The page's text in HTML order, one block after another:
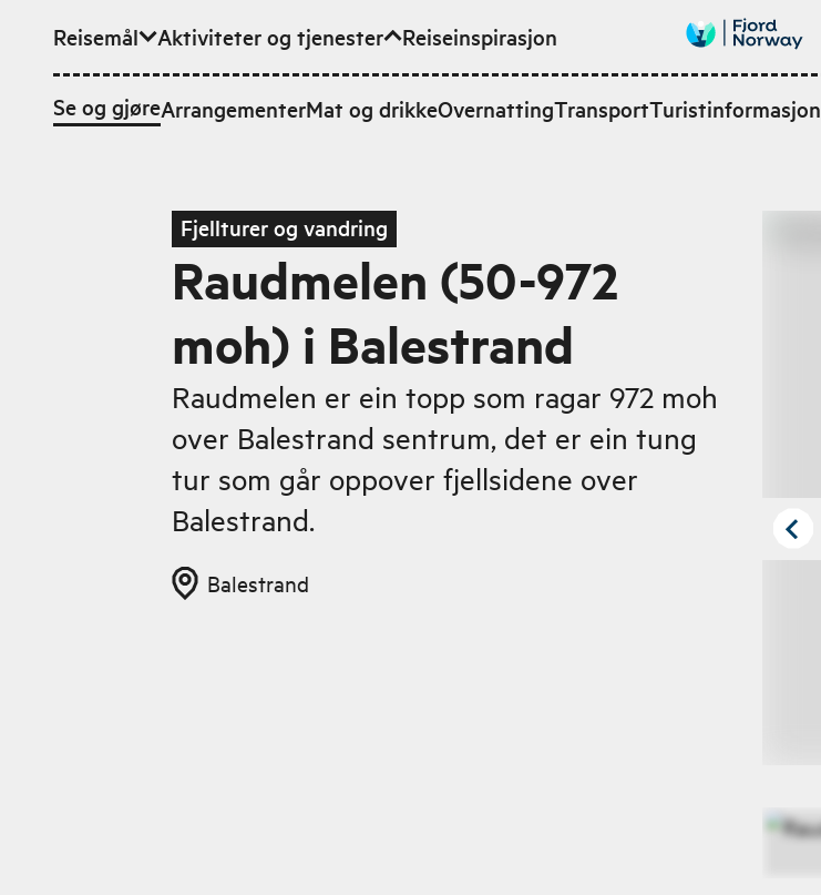
Hopp til hovedinnhold
Reisemål Aktiviteter og tjenester
Se og gjøreArrangementerMat og drikkeOvernattingTransportTuristinformasjon
Reiseinspirasjon
Fjellturer og vandring
Raudmelen (50-972
moh) i Balestrand
Raudmelen er ein topp som ragar 972 moh
over Balestrand sentrum, det er ein tung
tur som går oppover fjellsidene over
Balestrand.
Balestrand